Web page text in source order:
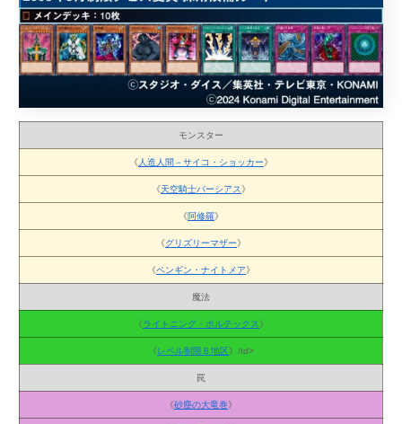
モンスター
《人造人間－サイコ・ショッカー》
《天空騎士パーシアス》
《阿修羅》
《グリズリーマザー》
《ペンギン・ナイトメア》
魔法
《ライトニング・ボルテックス 》
《レベル制限Ｂ地区》/td>
罠
《砂塵の大竜巻》